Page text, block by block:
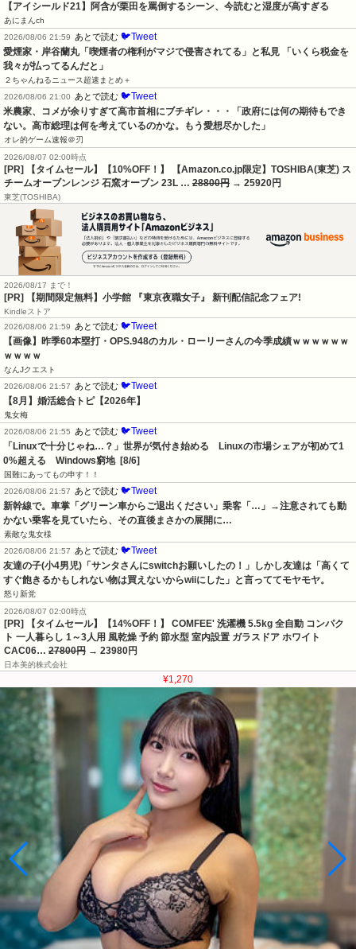
【アイシールド21】阿含が栗田を罵倒するシーン、今読むと湿度が高すぎる
あにまんch
2026/08/06 21:59
あとで読む 🐦Tweet
愛煙家・岸谷蘭丸「喫煙者の権利がマジで侵害されてる」と私見 「いくら税金を
我々が払ってるんだと」
２ちゃんねるニュース超速まとめ＋
2026/08/06 21:00
あとで読む 🐦Tweet
米農家、コメが余りすぎて高市首相にブチギレ・・・「政府には何の期待もでき
ない。高市総理は何を考えているのかな。もう愛想尽かした」
オレ的ゲーム速報＠刃
2026/08/07 02:00時点
[PR] 【タイムセール】【10%OFF！】 【Amazon.co.jp限定】TOSHIBA(東芝) ス
チームオーブンレンジ 石窯オーブン 23L … 28800円 → 25920円
東芝(TOSHIBA)
2026/08/17 まで！
[PR] 【期間限定無料】小学館 『東京夜職女子』 新刊配信記念フェア!
Kindleストア
2026/08/06 21:59
あとで読む 🐦Tweet
【画像】昨季60本塁打・OPS.948のカル・ローリーさんの今季成績ｗｗｗｗｗｗ
ｗｗｗｗ
なんJクエスト
2026/08/06 21:57
あとで読む 🐦Tweet
【8月】婚活総合トピ【2026年】
鬼女梅
2026/08/06 21:55
あとで読む 🐦Tweet
「Linuxで十分じゃね…？」世界が気付き始める　Linuxの市場シェアが初めて1
0%超える　Windows窮地  [8/6]
国難にあってもの申す！！
2026/08/06 21:57
あとで読む 🐦Tweet
新幹線で。車掌「グリーン車からご退出ください」乗客「…」→注意されても動
かない乗客を見ていたら、その直後まさかの展開に…
素敵な鬼女様
2026/08/06 21:57
あとで読む 🐦Tweet
友達の子(小4男児)「サンタさんにswitchお願いしたの！」しかし友達は「高くて
すぐ飽きるかもしれない物は買えないからwiiにした」と言っててモヤモヤ。
怒り新党
2026/08/07 02:00時点
[PR] 【タイムセール】【14%OFF！】 COMFEE' 洗濯機 5.5kg 全自動 コンパク
ト 一人暮らし 1～3人用 風乾燥 予約 節水型 室内設置 ガラスドア ホワイト
CAC06… 27800円 → 23980円
日本美的株式会社
¥1,270